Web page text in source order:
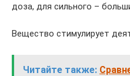
доза, для сильного –
Вещество стимулирует
Читайте также: